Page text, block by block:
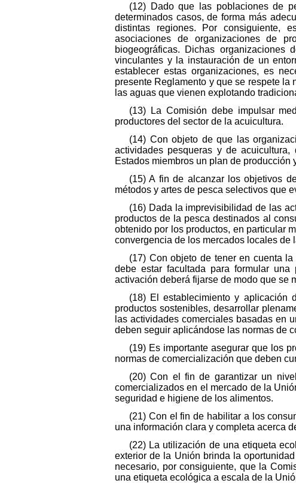
(12) Dado que las poblaciones de
determinados casos, de forma más
distintas regiones. Por consiguiente,
asociaciones de organizaciones de
biogeográficas. Dichas
vinculantes y la instauración de un
establecer estas organizaciones, es
presente Reglamento y que se respete
las aguas que vienen explotando
(13) La Comisión debe impulsar
productores del sector de la acuicultura.
(14) Con objeto de que las
actividades pesqueras y de
Estados miembros un plan de
(15) A fin de alcanzar los objetivos
métodos y artes de pesca selectivos que
(16) Dada la imprevisibilidad de las
productos de la pesca destinados al
obtenido por los productos, en particular
convergencia de los mercados locales de
(17) Con objeto de tener en cuenta
debe estar facultada para formular
activación deberá fijarse de modo que se
(18) El establecimiento y aplicación
productos sostenibles, desarrollar
las actividades comerciales basadas en
deben seguir aplicándose las normas de
(19) Es importante asegurar que los
normas de comercialización que deben
(20) Con el fin de garantizar un
comercializados en el mercado de la
seguridad e higiene de los alimentos.
(21) Con el fin de habilitar a los
una información clara y completa acerca
(22) La utilización de una etiqueta
exterior de la Unión brinda la
necesario, por consiguiente, que la
una etiqueta ecológica a escala de la